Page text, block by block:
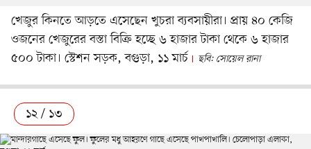
খেজুর কিনতে আড়তে এসেছেন খুচরা ব্যবসায়ীরা। প্রায় ৪০ কেজি
ওজনের খেজুরের বস্তা বিক্রি হচ্ছে ৬ হাজার টাকা থেকে ৬ হাজার
৫০০ টাকা। স্টেশন সড়ক, বগুড়া, ১১ মার্চ
ছবি: সোয়েল রানা
১২ / ১৩